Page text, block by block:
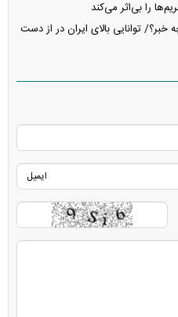
را بی‌اثر می‌کند
توانایی بالای ایران در از دست